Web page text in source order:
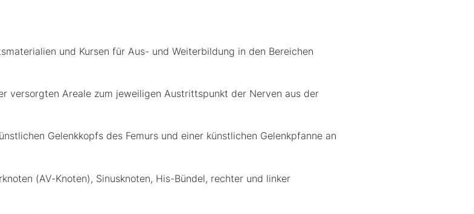
und Kursen für Aus- und Weiterbildung in den Bereichen
versorgten Areale zum jeweiligen Austrittspunkt der Nerven aus der
Gelenkkopfs des Femurs und einer künstlichen Gelenkpfanne an
(AV-Knoten), Sinusknoten, His-Bündel, rechter und linker